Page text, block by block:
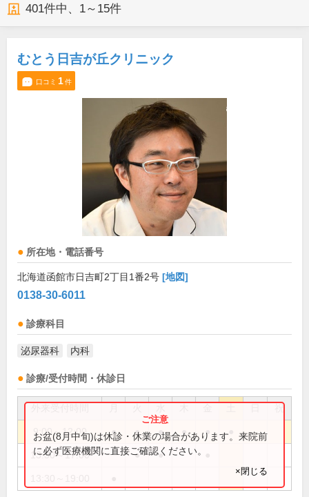
401件中、 1～15件
むとう日吉が丘クリニック
口コミ 1件
所在地・電話番号
北海道函館市日吉町2丁目1番2号 [地図]
0138-30-6011
診療科目
泌尿器科 内科
診療/受付時間・休診日
祝
9:00～12:00 ● ● ● ● ●
13:30～17:00 ● ●
お盆(8月中旬)は休診・休業の場合があります。来院前
に必ず医療機関に直接ご確認ください。
×閉じる